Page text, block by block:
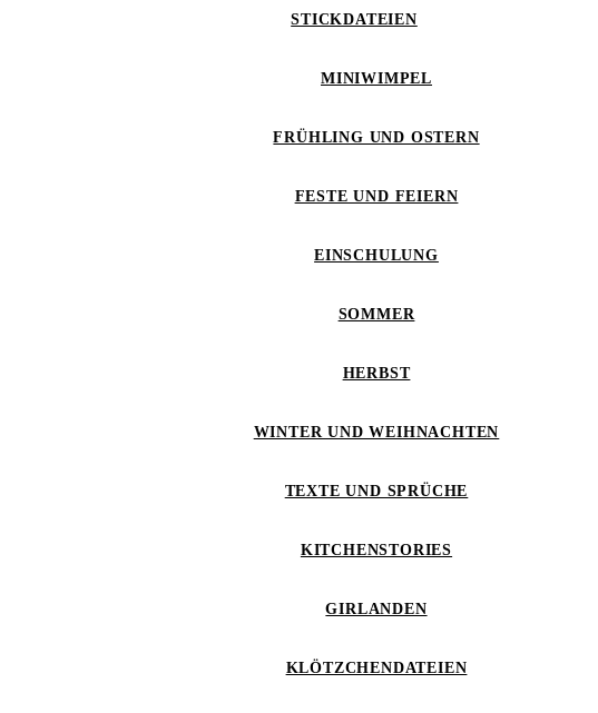
STICKDATEIEN
MINIWIMPEL
FRÜHLING UND OSTERN
FESTE UND FEIERN
EINSCHULUNG
SOMMER
HERBST
WINTER UND WEIHNACHTEN
TEXTE UND SPRÜCHE
KITCHENSTORIES
GIRLANDEN
KLÖTZCHENDATEIEN